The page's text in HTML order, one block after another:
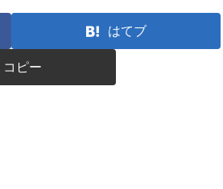
はてブ
コピー